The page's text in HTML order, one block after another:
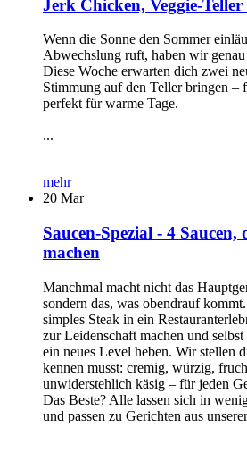
Jerk Chicken, Veggie-
Wenn die Sonne den Sommer
Abwechslung ruft, haben wir
Diese Woche erwarten dich zwei
Stimmung auf den Teller bringen –
perfekt für warme Tage.
...
mehr
20 Mar
Saucen-Spezial - 4 Saucen,
machen
Manchmal macht nicht das
sondern das, was obendrauf
simples Steak in ein
zur Leidenschaft machen und
ein neues Level heben. Wir stellen
kennen musst: cremig, würzig,
unwiderstehlich käsig – für jeden
Das Beste? Alle lassen sich in
und passen zu Gerichten aus